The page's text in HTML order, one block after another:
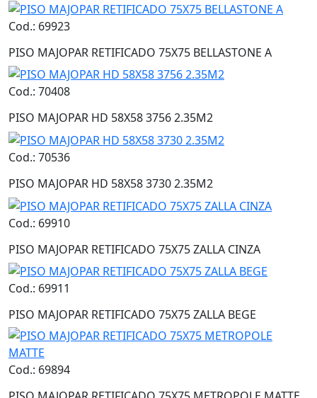
Cod.: 69923
PISO MAJOPAR RETIFICADO 75X75 BELLASTONE A
Cod.: 70408
PISO MAJOPAR HD 58X58 3756 2.35M2
Cod.: 70536
PISO MAJOPAR HD 58X58 3730 2.35M2
Cod.: 69910
PISO MAJOPAR RETIFICADO 75X75 ZALLA CINZA
Cod.: 69911
PISO MAJOPAR RETIFICADO 75X75 ZALLA BEGE
Cod.: 69894